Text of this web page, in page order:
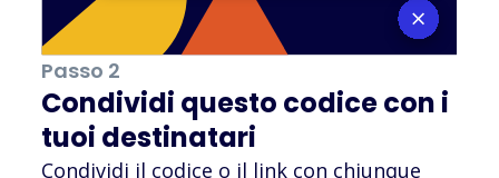
Passo 2
Condividi questo codice con i
tuoi destinatari
Condividi il codice o il link con chiunque